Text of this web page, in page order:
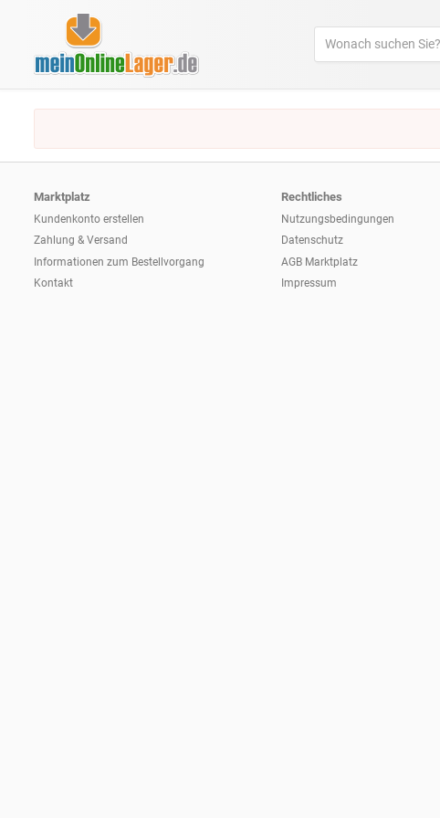
Marktplatz
Kundenkonto erstellen
Zahlung & Versand
Informationen zum Bestellvorgang
Kontakt
Rechtliches
Nutzungsbedingungen
Datenschutz
AGB Marktplatz
Impressum